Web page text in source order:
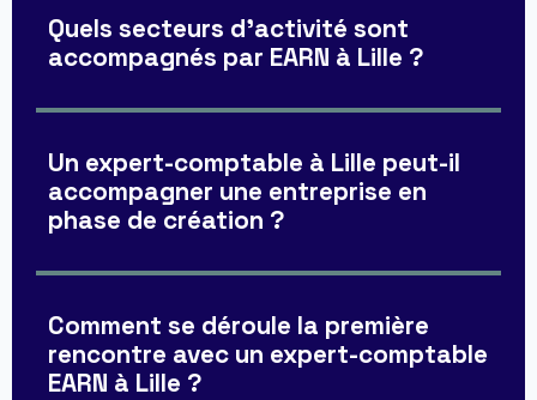
Quels secteurs d'activité sont
accompagnés par EARN à Lille ?
Un expert-comptable à Lille peut-il
accompagner une entreprise en
phase de création ?
Comment se déroule la première
rencontre avec un expert-comptable
EARN à Lille ?